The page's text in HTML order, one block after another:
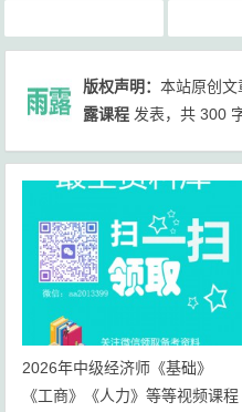
版权声明：本站原创
露课程 发表，共 300 字
2026年中级经济师《基础》
《工商》《人力》等等视频课程